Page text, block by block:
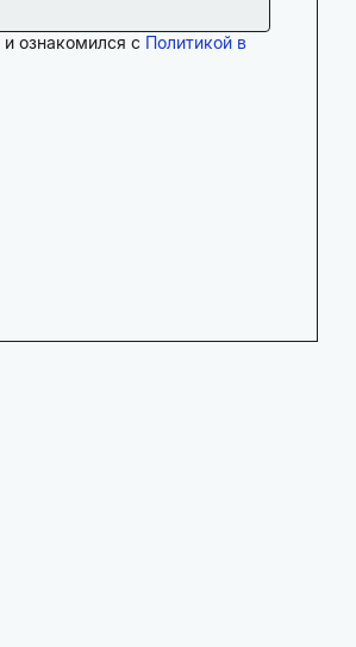
и ознакомился с Политикой в